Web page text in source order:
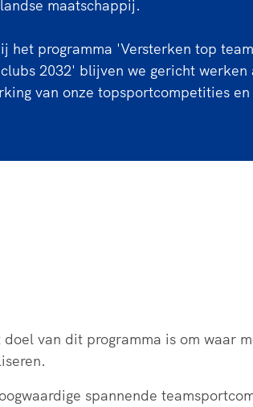
je moeder of de hockeywedstrijd
Lees verder
Lees verder
maatschappij.
het programma 'Versterken top
2032' blijven we gericht werken
van onze topsportcompetities
van dit programma is om waar
spannende